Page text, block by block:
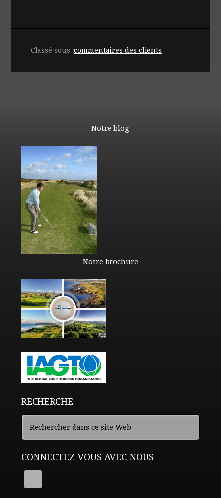
Classé sous :commentaires des clients
Notre blog
Notre brochure
RECHERCHE
CONNECTEZ-VOUS AVEC NOUS